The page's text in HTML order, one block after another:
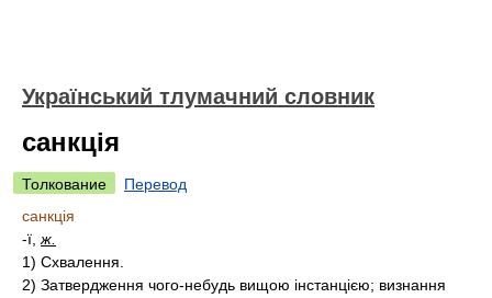
Український тлумачний словник
санкція
Толкование
Перевод
санкція
-ї, ж.
1) Схвалення.
2) Затвердження чого-небудь вищою інстанцією; визнання